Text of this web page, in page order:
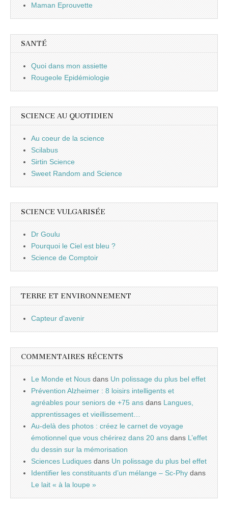
Maman Eprouvette
SANTÉ
Quoi dans mon assiette
Rougeole Epidémiologie
SCIENCE AU QUOTIDIEN
Au coeur de la science
Scilabus
Sirtin Science
Sweet Random and Science
SCIENCE VULGARISÉE
Dr Goulu
Pourquoi le Ciel est bleu ?
Science de Comptoir
TERRE ET ENVIRONNEMENT
Capteur d'avenir
COMMENTAIRES RÉCENTS
Le Monde et Nous dans Un polissage du plus bel effet
Prévention Alzheimer : 8 loisirs intelligents et
agréables pour seniors de +75 ans dans Langues,
apprentissages et vieillissement…
Au-delà des photos : créez le carnet de voyage
émotionnel que vous chérirez dans 20 ans dans L’effet
du dessin sur la mémorisation
Sciences Ludiques dans Un polissage du plus bel effet
Identifier les constituants d’un mélange – Sc-Phy dans
Le lait « à la loupe »